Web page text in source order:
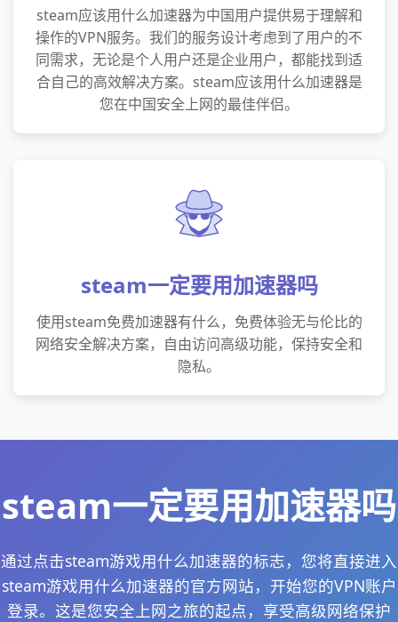
steam应该用什么加速器为中国用户提供易于理解和
操作的VPN服务。我们的服务设计考虑到了用户的不
同需求，无论是个人用户还是企业用户，都能找到适
合自己的高效解决方案。steam应该用什么加速器是
您在中国安全上网的最佳伴侣。
steam一定要用加速器吗
使用steam免费加速器有什么，免费体验无与伦比的
网络安全解决方案，自由访问高级功能，保持安全和
隐私。
steam一定要用加速器吗
通过点击steam游戏用什么加速器的标志，您将直接进入
steam游戏用什么加速器的官方网站，开始您的VPN账户
登录。这是您安全上网之旅的起点，享受高级网络保护